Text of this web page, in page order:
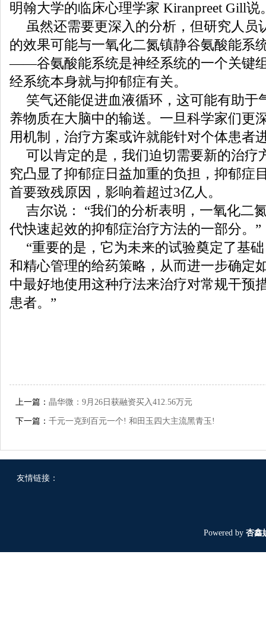
明翰大学的临床心理学家 Kiranpreet Gill说
虽然还需要更深入的分析，但研究人员
的效果可能与一氧化二氮镇静谷氨酸能系
——谷氨酸能系统是神经系统的一个关键
经系统本身就与抑郁症有关。
笑气还能促进血液循环，这可能有助于
养物质在大脑中的输送。一旦科学家们更
用机制，治疗方案或许就能针对个体患者
可以肯定的是，我们迫切需要新的治疗
究凸显了抑郁症日益加重的负担，抑郁症
首要致残原因，影响着超过3亿人。
吉尔说： “我们的分析表明，一氧化二
代快速起效的抑郁症治疗方法的一部分。”
“重要的是，它为未来的试验奠定了基
和精心管理的给药策略，从而进一步确定
中最好地使用这种疗法来治疗对常规干预
患者。”
上一篇： 晶华微：9月26日获融资买入412.56万元
下一篇： 千元一克到百元一个! 和田玉四大主流黑青玉!
友情链接：
Powered by 杏鑫